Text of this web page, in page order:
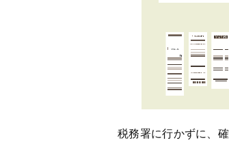
税務署に行かずに、